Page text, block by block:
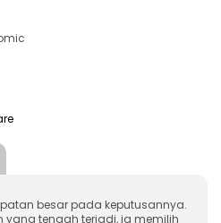
besar pada keputusannya.
tengah terjadi, ia memilih